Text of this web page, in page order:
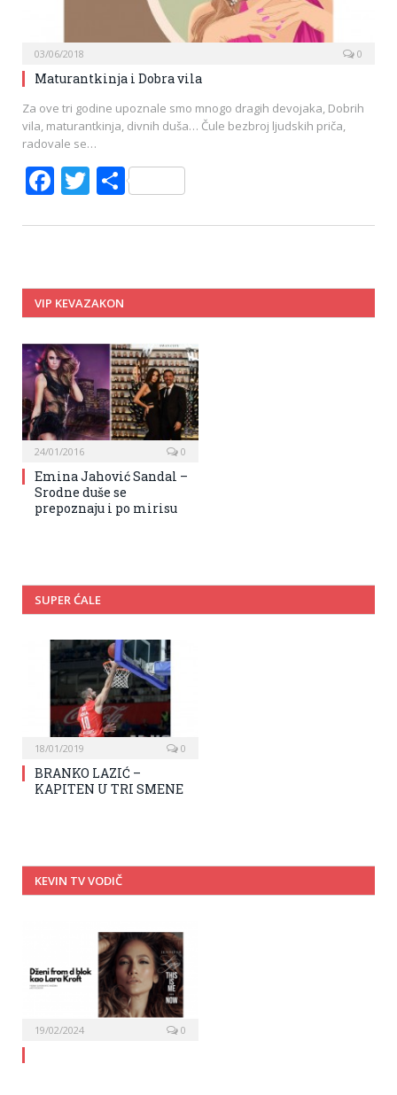
03/06/2018 0
Maturantkinja i Dobra vila
Za ove tri godine upoznale smo mnogo dragih devojaka, Dobrih
vila, maturantkinja, divnih duša… Čule bezbroj ljudskih priča,
radovale se…
Facebook
Twitter
Share
VIP KEVAZAKON
24/01/2016 0
Emina Jahović Sandal –
Srodne duše se
prepoznaju i po mirisu
SUPER ĆALE
18/01/2019 0
BRANKO LAZIĆ –
KAPITEN U TRI SMENE
KEVIN TV VODIČ
19/02/2024 0